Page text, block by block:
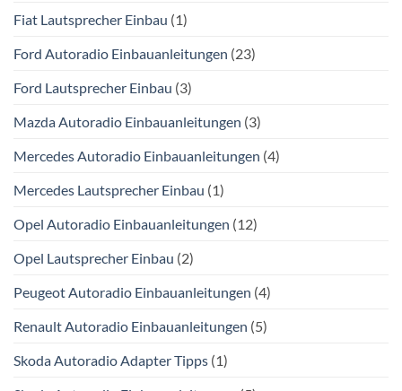
Fiat Lautsprecher Einbau (1)
Ford Autoradio Einbauanleitungen (23)
Ford Lautsprecher Einbau (3)
Mazda Autoradio Einbauanleitungen (3)
Mercedes Autoradio Einbauanleitungen (4)
Mercedes Lautsprecher Einbau (1)
Opel Autoradio Einbauanleitungen (12)
Opel Lautsprecher Einbau (2)
Peugeot Autoradio Einbauanleitungen (4)
Renault Autoradio Einbauanleitungen (5)
Skoda Autoradio Adapter Tipps (1)